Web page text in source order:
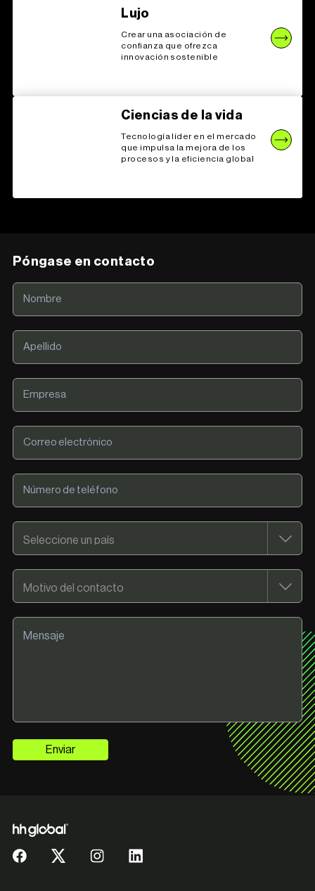
Lujo
Crear una asociación de
confianza que ofrezca
innovación sostenible
Ciencias de la vida
Tecnología líder en el mercado
que impulsa la mejora de los
procesos y la eficiencia global
Póngase en contacto
Enviar